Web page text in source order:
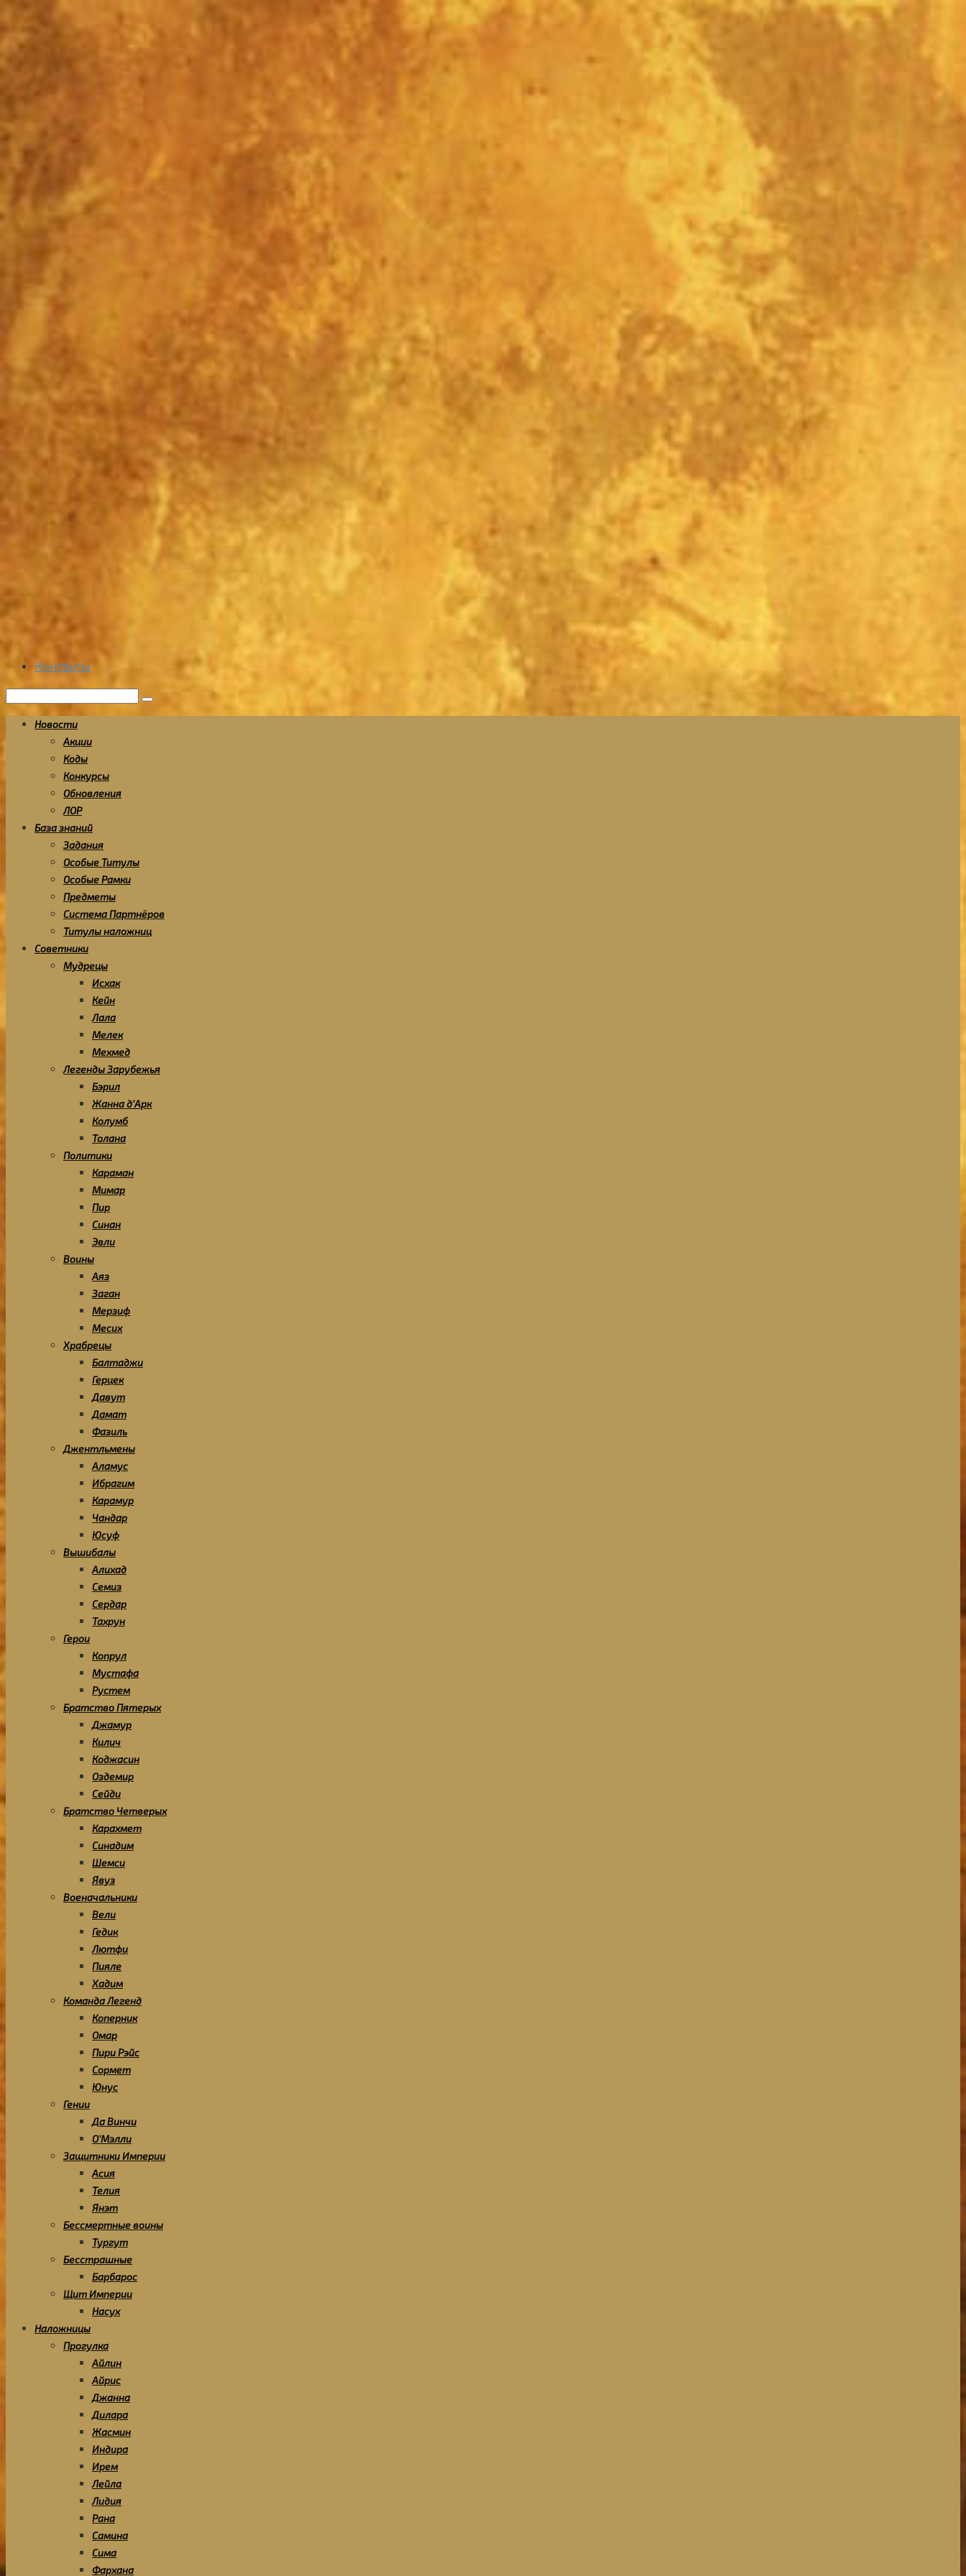
Перейти
контенту
Контакты
Новости
Акции
Коды
Конкурсы
Обновления
ЛОР
База знаний
Задания
Особые Титулы
Особые Рамки
Предметы
Система Партнёров
Титулы наложниц
Советники
Мудрецы
Исхак
Кейн
Лала
Мелек
Мехмед
Легенды Зарубежья
Бэрил
Жанна д’Арк
Колумб
Толана
Политики
Караман
Мимар
Пир
Синан
Эвли
Воины
Аяз
Заган
Мерзиф
Месих
Храбрецы
Балтаджи
Герцек
Давут
Дамат
Фазиль
Джентльмены
Аламус
Ибрагим
Карамур
Чандар
Юсуф
Вышибалы
Алихад
Семиз
Сердар
Тахрун
Герои
Копрул
Мустафа
Рустем
Братство Пятерых
Джамур
Килич
Коджасин
Оздемир
Сейди
Братство Четверых
Карахмет
Синадим
Шемси
Явуз
Военачальники
Вели
Гедик
Лютфи
Пияле
Хадим
Команда Легенд
Коперник
Омар
Пири Рэйс
Сормет
Юнус
Гении
Да Винчи
О’Мэлли
Защитники Империи
Асия
Телия
Янэт
Бессмертные воины
Тургут
Бесстрашные
Барбарос
Щит Империи
Насух
Наложницы
Прогулка
Айлин
Айрис
Джанна
Дилара
Жасмин
Индира
Ирем
Лейла
Лидия
Рана
Самина
Сима
Фархана